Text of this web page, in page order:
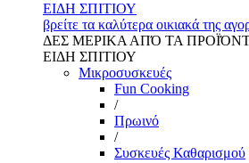
ΕΙΔΗ ΣΠΙΤΙΟΥ
βρείτε τα καλύτερα οικιακά της
ΔΕΣ ΜΕΡΙΚΑ ΑΠΌ ΤΑ
ΕΙΔΗ ΣΠΙΤΙΟΥ
Μικροσυσκευές
Fun Cooking
/
Πρωινό
/
Συσκευές Καθαρισμού